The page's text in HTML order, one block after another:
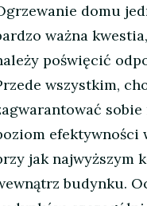
domu
ważna
poświęcić
wszystkim,
efektywności
jak najwyższym
budynku.